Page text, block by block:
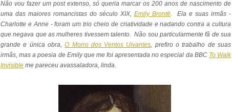
Não vou fazer um post extenso, só queria marcar os 200 anos de nascimento de
uma das maiores romancistas do século XIX, Emily Brontë. Ela e suas irmãs -
Charlotte e Anne - foram um trio cheio de criatividade e nadando contra a cultura
que negava que as mulheres tivessem talento. Não sou particularmente fã de sua
grande e única obra,O Morro dos Ventos Uivantes, prefiro o trabalho de suas
irmãs, mas a poesia de Emily que me foi apresentada no especial da BBC To Walk
Invisible me pareceu avassaladora, linda.